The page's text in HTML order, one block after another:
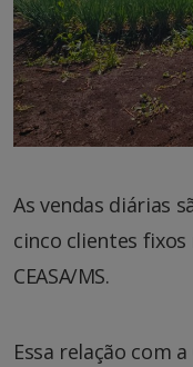
As vendas diárias
cinco clientes fixos
CEASA/MS.
Essa relação com